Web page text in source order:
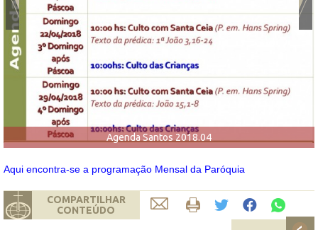
Agenda Santos 2018.04
Aqui encontra-se a programação Mensal da Paróquia
COMPARTILHAR
CONTEÚDO